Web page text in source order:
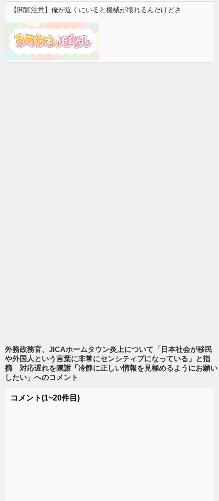
【閲覧注意】俺が近くにいると機械が壊れるんだけどさ
外務政務官、JICAホームタウン炎上について「日本社会が移民
や外国人という言葉に非常にセンシティブになっている」と指
摘 対応遅れを陳謝「冷静に正しい情報を見極めるようにお願い
したい」 へのコメント
コメント(1~20件目)